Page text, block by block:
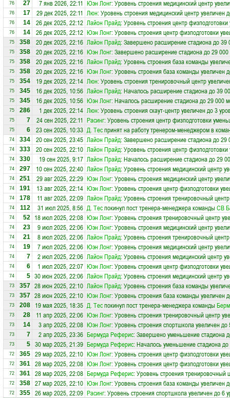
76 27 7 янв 2026, 22:11 Юэн Лонг: Уровень строения медицинский центр
76 17 29 дек 2025, 22:11 Люн: Уровень строения медицинский центр увеличен
76 14 26 дек 2025, 22:12 Лайон Прайд: Уровень строения центр
76 14 26 дек 2025, 22:12 Юэн Лонг: Уровень строения центр физподготовки
75 358 20 дек 2025, 22:16 Лайон Прайд: Завершено расширение стадиона до 39
75 358 20 дек 2025, 22:16 Юэн Лонг: Завершено расширение стадиона до 29 000
75 358 20 дек 2025, 22:16 Лайон Прайд: Уровень строения база команды
75 358 20 дек 2025, 22:16 Юэн Лонг: Уровень строения база команды увеличен
75 354 19 дек 2025, 22:14 Люн: Уровень строения тренировочный центр
75 345 16 дек 2025, 10:56 Лайон Прайд: Началось расширение стадиона до 39
75 345 16 дек 2025, 10:56 Юэн Лонг: Началось расширение стадиона до 29 000
75 286 1 дек 2025, 22:14 Люн: Уровень строения скаут-центр увеличен до 3
75 7 24 сен 2025, 22:11 Расинг: Уровень строения центр физподготовки
75 6 23 сен 2025, 10:33 Д. Теспринят на работу тренером-менеджером в
74 334 20 сен 2025, 23:45 Лайон Прайд: Завершено расширение стадиона до 29
74 333 20 сен 2025, 22:10 Лайон Прайд: Уровень строения центр
74 330 19 сен 2025, 9:17 Лайон Прайд: Началось расширение стадиона до 29
74 297 10 сен 2025, 22:40 Лайон Прайд: Уровень строения медицинский центр
74 251 29 авг 2025, 22:29 Юэн Лонг: Уровень строения медицинский центр
74 191 13 авг 2025, 22:14 Юэн Лонг: Уровень строения центр физподготовки
74 178 11 авг 2025, 22:09 Лайон Прайд: Уровень строения тренировочный
74 112 31 июл 2025, 8:56 Д. Теспокинул пост тренера-менеджера командыСВ
74 52 18 июл 2025, 22:08 Юэн Лонг: Уровень строения тренировочный центр
74 23 9 июл 2025, 22:06 Юэн Лонг: Уровень строения медицинский центр
74 21 8 июл 2025, 22:06 Лайон Прайд: Уровень строения тренировочный
74 19 7 июл 2025, 22:06 Юэн Лонг: Уровень строения медицинский центр
74 7 2 июл 2025, 22:06 Лайон Прайд: Уровень строения медицинский центр
74 6 1 июл 2025, 22:07 Юэн Лонг: Уровень строения центр физподготовки
74 5 30 июн 2025, 22:06 Лайон Прайд: Уровень строения медицинский центр
73 357 28 июн 2025, 22:10 Лайон Прайд: Уровень строения база команды
73 357 28 июн 2025, 22:10 Юэн Лонг: Уровень строения база команды увеличен
73 208 19 мая 2025, 18:35 Д. Теспокинул пост тренера-менеджера команды
73 28 11 апр 2025, 22:06 Юэн Лонг: Уровень строения тренировочный центр
73 14 3 апр 2025, 22:08 Юэн Лонг: Уровень строения спортшкола увеличен до
73 7 2 апр 2025, 23:36 Бермуда Реферис: Завершено уменьшение стадиона
73 5 30 мар 2025, 21:39 Бермуда Реферис: Началось уменьшение стадиона
72 365 29 мар 2025, 22:10 Юэн Лонг: Уровень строения центр физподготовки
72 361 28 мар 2025, 22:08 Юэн Лонг: Уровень строения центр физподготовки
72 361 28 мар 2025, 22:08 Бермуда Реферис: Уровень строения тренировочный
72 358 27 мар 2025, 22:10 Юэн Лонг: Уровень строения база команды увеличен
72 355 26 мар 2025, 22:09 Расинг: Уровень строения спортшкола увеличен до 6